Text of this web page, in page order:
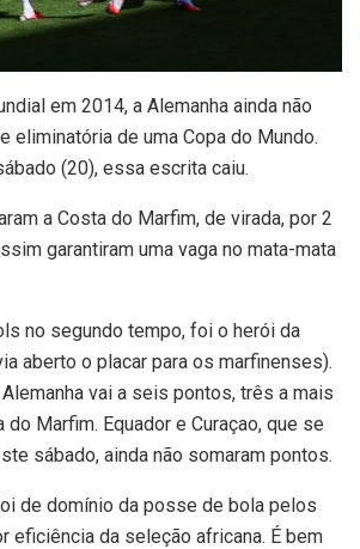
em 2014, a Alemanha ainda não
eliminatória de uma Copa do Mundo.
(20), essa escrita caiu.
a Costa do Marfim, de virada, por 2
garantiram uma vaga no mata-mata
no segundo tempo, foi o herói da
aberto o placar para os marfinenses).
vai a seis pontos, três a mais
do Marfim. Equador e Curaçao, que se
sábado, ainda não somaram pontos.
de domínio da posse de bola pelos
eficiência da seleção africana. É bem